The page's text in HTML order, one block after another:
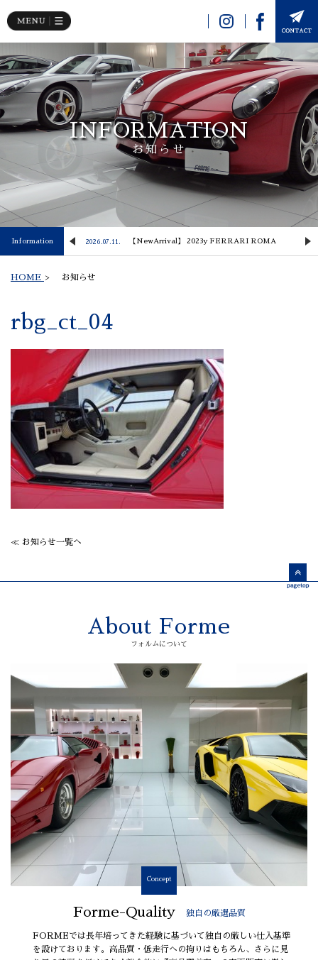
INFORMATION
お知らせ
Information
Lusso 2026.07.11. 【NewArrival】 2023y FERRARI ROMA
HOME > お知らせ
rbg_ct_04
≪ お知らせ一覧へ
About Forme
フォルムについて
Concept
Forme-Quality 独自の厳選品質
FORMEでは長年培ってきた経験に基づいて独自の厳しい仕入基準
を設けております。高品質・低走行への拘りはもちろん、さらに見